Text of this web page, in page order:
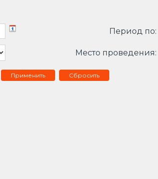
Период по:
Место проведения:
Сбросить